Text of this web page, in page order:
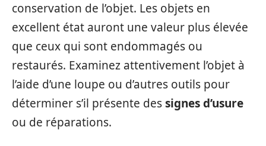
conservation de l’objet. Les objets en
excellent état auront une valeur plus élevée
que ceux qui sont endommagés ou
restaurés. Examinez attentivement l’objet à
l’aide d’une loupe ou d’autres outils pour
déterminer s’il présente dessignes d’usure
ou de réparations.